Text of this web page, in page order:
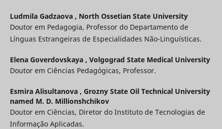
Ludmila Gadzaova , North Ossetian State University
Doutor em Pedagogia, Professor do Departamento de
Línguas Estrangeiras de Especialidades Não-Linguísticas.
Elena Goverdovskaya , Volgograd State Medical University
Doutor em Ciências Pedagógicas, Professor.
Esmira Alisultanova , Grozny State Oil Technical University
named M. D. Millionshchikov
Doutor em Ciências, Diretor do Instituto de Tecnologias de
Informação Aplicadas.